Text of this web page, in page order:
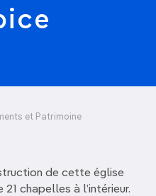
et Patrimoine
de cette église
chapelles à l’intérieur.